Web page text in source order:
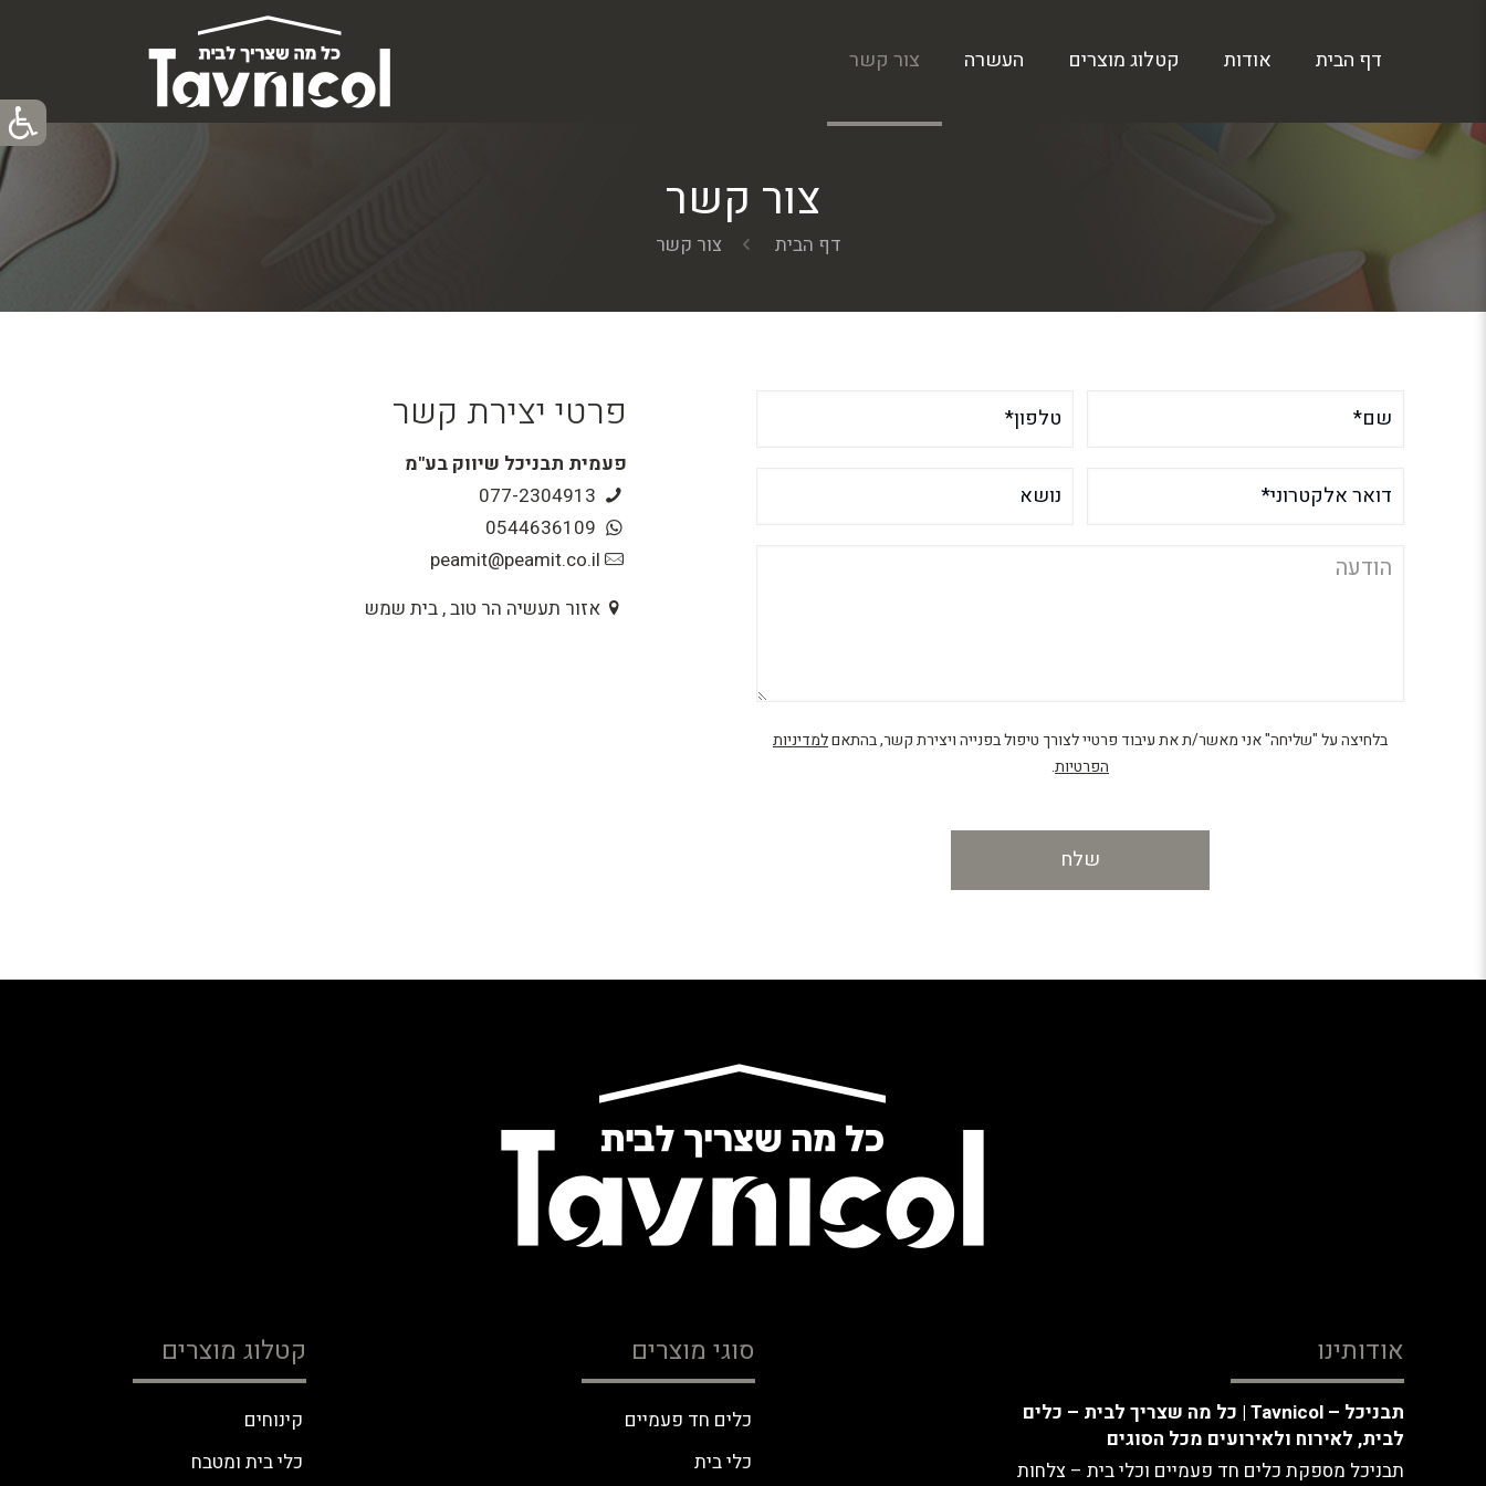
דף הבית אודות קטלוג מוצרים העשרה צור קשר
צור קשר
דף הבית צור קשר
בלחיצה על "שליחה" אני מאשר/ת את עיבוד פרטיי לצורך טיפול בפנייה ויצירת קשר, בהתאםלמדיניות
הפרטיות.
פרטי יצירת קשר
פעמית תבניכל שיווק בע"מ
peamit@peamit.co.il
אזור תעשיה הר טוב , בית שמש
אודותינו
תבניכל – Tavnicol | כל מה שצריך לבית – כלים
לבית, לאירוח ולאירועים מכל הסוגים
תבניכל מספקת כלים חד פעמיים וכלי בית – צלחות
סוגי מוצרים
כלים חד פעמיים
כלי בית
קטלוג מוצרים
קינוחים
כלי בית ומטבח